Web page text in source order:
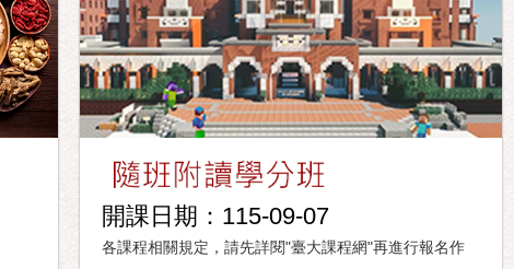
開課日期：115-09-07
各課程相關規定，請先詳閱"臺大課程網"再進行報名作